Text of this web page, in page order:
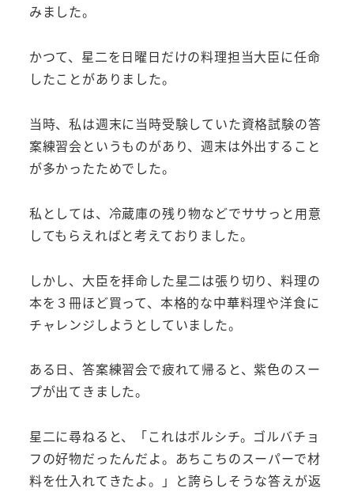
みました。
かつて、星二を日曜日だけの料理担当大臣に任命
したことがありました。
当時、私は週末に当時受験していた資格試験の答
案練習会というものがあり、週末は外出すること
が多かったためでした。
私としては、冷蔵庫の残り物などでササっと用意
してもらえればと考えておりました。
しかし、大臣を拝命した星二は張り切り、料理の
本を３冊ほど買って、本格的な中華料理や洋食に
チャレンジしようとしていました。
ある日、答案練習会で疲れて帰ると、紫色のスー
プが出てきました。
星二に尋ねると、「これはボルシチ。ゴルバチョ
フの好物だったんだよ。あちこちのスーパーで材
料を仕入れてきたよ。」と誇らしそうな答えが返